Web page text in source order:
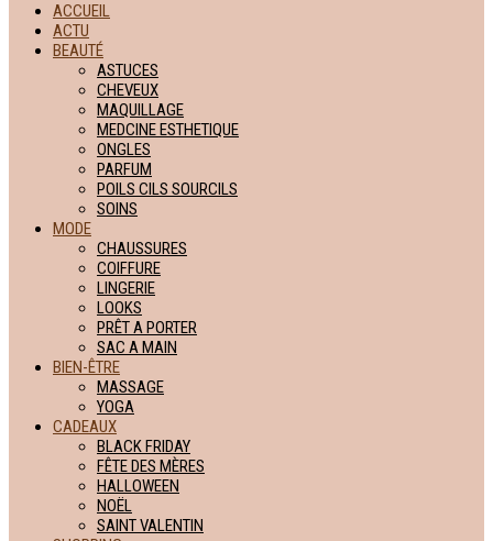
ACCUEIL
ACTU
BEAUTÉ
ASTUCES
CHEVEUX
MAQUILLAGE
MEDCINE ESTHETIQUE
ONGLES
PARFUM
POILS CILS SOURCILS
SOINS
MODE
CHAUSSURES
COIFFURE
LINGERIE
LOOKS
PRÊT A PORTER
SAC A MAIN
BIEN-ÊTRE
MASSAGE
YOGA
CADEAUX
BLACK FRIDAY
FÊTE DES MÈRES
HALLOWEEN
NOËL
SAINT VALENTIN